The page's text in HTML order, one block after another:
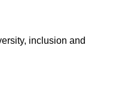
inclusion and